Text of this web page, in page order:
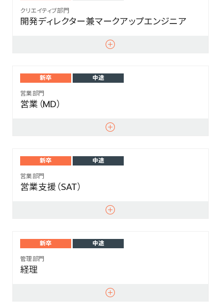
クリエイティブ部門
開発ディレクター兼マークアップエンジニア
新卒
中途
営業部門
営業（MD）
新卒
中途
営業部門
営業支援（SAT）
新卒
中途
管理部門
経理